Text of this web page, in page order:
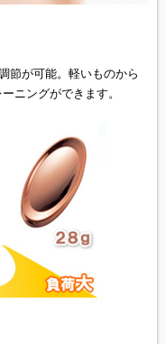
節が可能。軽いものから
ニングができます。